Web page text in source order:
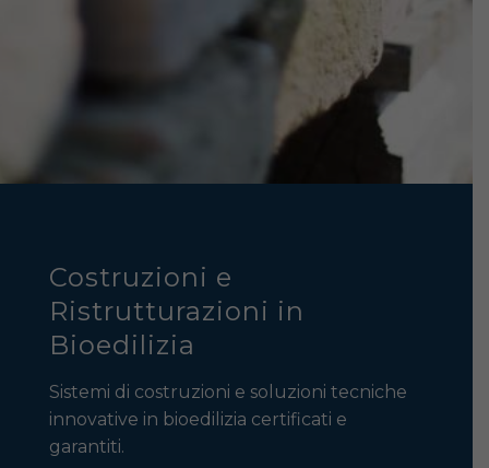
Costruzioni e
Ristrutturazioni in
Bioedilizia
Sistemi di costruzioni e soluzioni tecniche
innovative in bioedilizia certificati e
garantiti.